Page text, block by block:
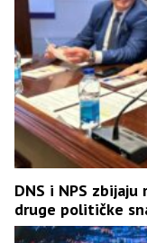
DNS i NPS
druge političke